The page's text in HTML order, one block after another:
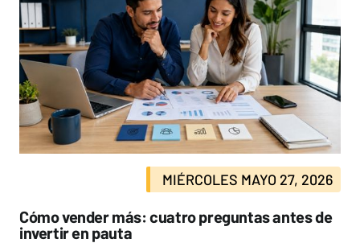
MIÉRCOLES MAYO 27, 2026
Cómo vender más: cuatro preguntas antes de
invertir en pauta